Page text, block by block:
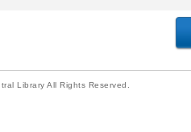
Library All Rights Reserved.